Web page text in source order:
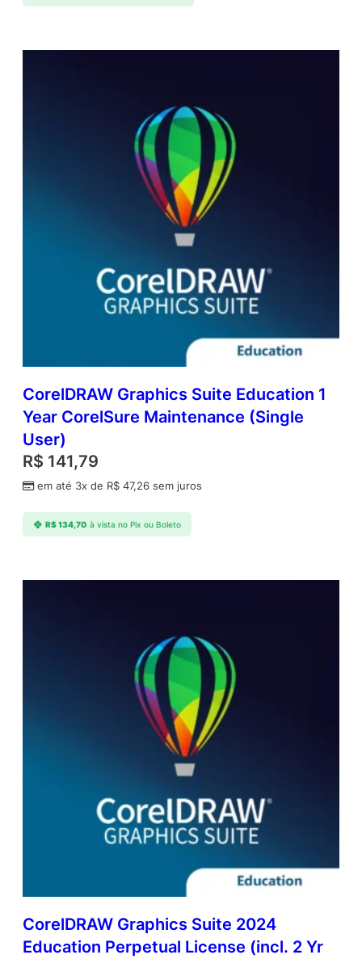
CorelDRAW Graphics Suite Education 1
Year CorelSure Maintenance (Single
User)
R$ 141,79
em até 3x de R$ 47,26 sem juros
R$134,70 à vista no Pix ou Boleto
CorelDRAW Graphics Suite 2024
Education Perpetual License (incl. 2 Yr